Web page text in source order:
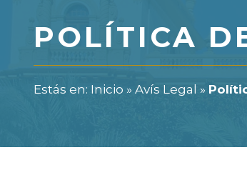
POLÍTICA
Estás en: Inicio » Avís Legal »